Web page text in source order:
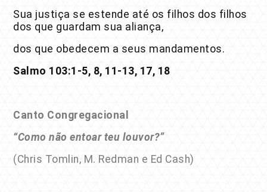
Sua justiça se estende até os filhos dos filhos
dos que guardam sua aliança,
dos que obedecem a seus mandamentos.
Salmo 103:1-5, 8, 11-13, 17, 18
Canto Congregacional
“Como não entoar teu louvor?”
(Chris Tomlin, M. Redman e Ed Cash)